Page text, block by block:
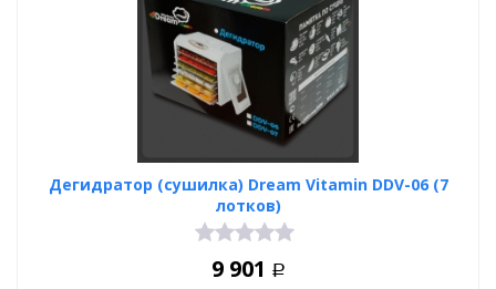
Дегидратор (сушилка) Dream Vitamin DDV-06 (7
лотков)
9 901 Р